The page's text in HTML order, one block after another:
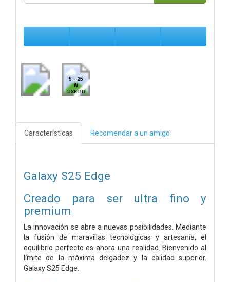
5 - 25
W
USB PD
Características Recomendar a un amigo
Galaxy S25 Edge
Creado para ser ultra fino y
premium
La innovación se abre a nuevas posibilidades. Mediante
la fusión de maravillas tecnológicas y artesanía, el
equilibrio perfecto es ahora una realidad. Bienvenido al
límite de la máxima delgadez y la calidad superior.
Galaxy S25 Edge.